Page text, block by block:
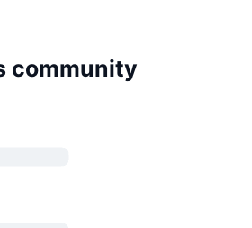
community